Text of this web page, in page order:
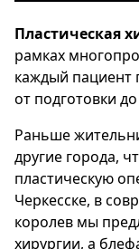
Пластическая
рамках
каждый пациент
от подготовки
Раньше
другие города,
пластическую
Черкесске, в
королев мы
хирургии, а